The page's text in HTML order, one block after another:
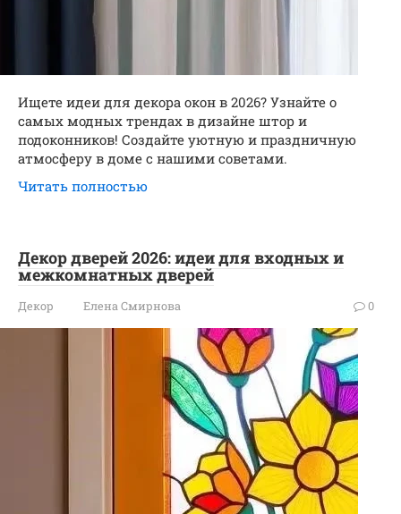
Ищете идеи для декора окон в 2026? Узнайте о
самых модных трендах в дизайне штор и
подоконников! Создайте уютную и праздничную
атмосферу в доме с нашими советами.
Читать полностью
Декор дверей 2026: идеи для входных и
межкомнатных дверей
Декор Елена Смирнова 0